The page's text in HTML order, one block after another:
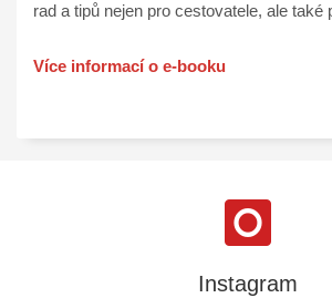
rad a tipů nejen pro cestovatele, ale také
Více informací o e-booku
Instagram